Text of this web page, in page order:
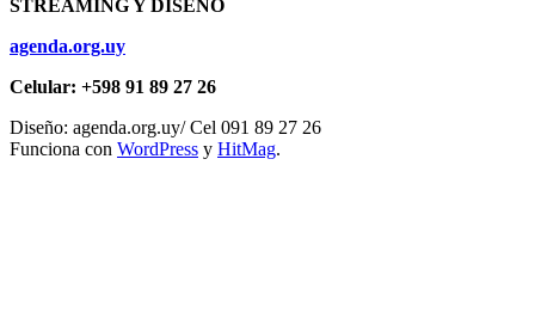
STREAMING Y DISEÑO
agenda.org.uy
Celular: +598 91 89 27 26
Diseño: agenda.org.uy/ Cel 091 89 27 26
Funciona con WordPress y HitMag.